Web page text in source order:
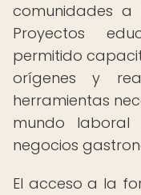
comunidades
Proyectos
permitido
orígenes y
herramientas
mundo laboral
negocios
El acceso a la